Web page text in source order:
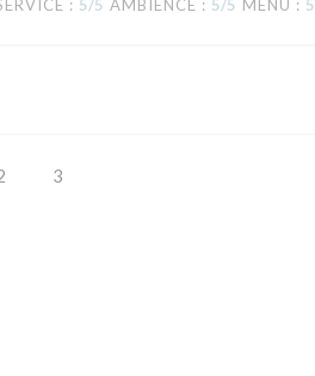
: 5/5 AMBIENCE : 5/5 MENU : 5
3